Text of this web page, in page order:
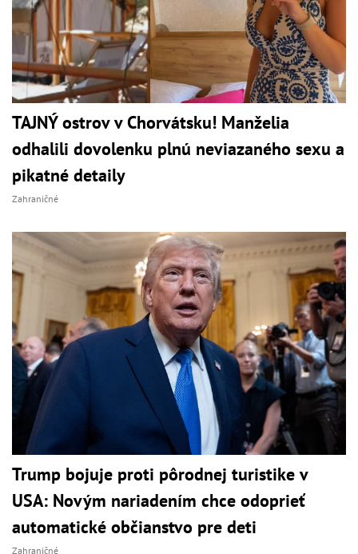
TAJNÝ ostrov v Chorvátsku! Manželia
odhalili dovolenku plnú neviazaného sexu a
pikatné detaily
Zahraničné
Trump bojuje proti pôrodnej turistike v
USA: Novým nariadením chce odoprieť
automatické občianstvo pre deti
Zahraničné